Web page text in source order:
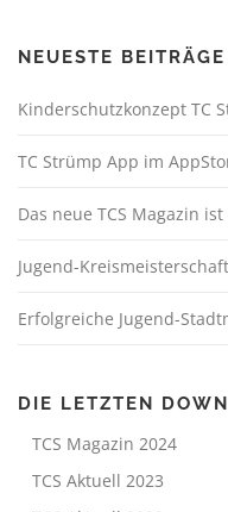
NEUESTE BEITRÄGE
Kinderschutzkonzept TC
TC Strümp App im
Das neue TCS Magazin ist
Jugend-
Erfolgreiche Jugend-
DIE LETZTEN
TCS Magazin 2024
TCS Aktuell 2023